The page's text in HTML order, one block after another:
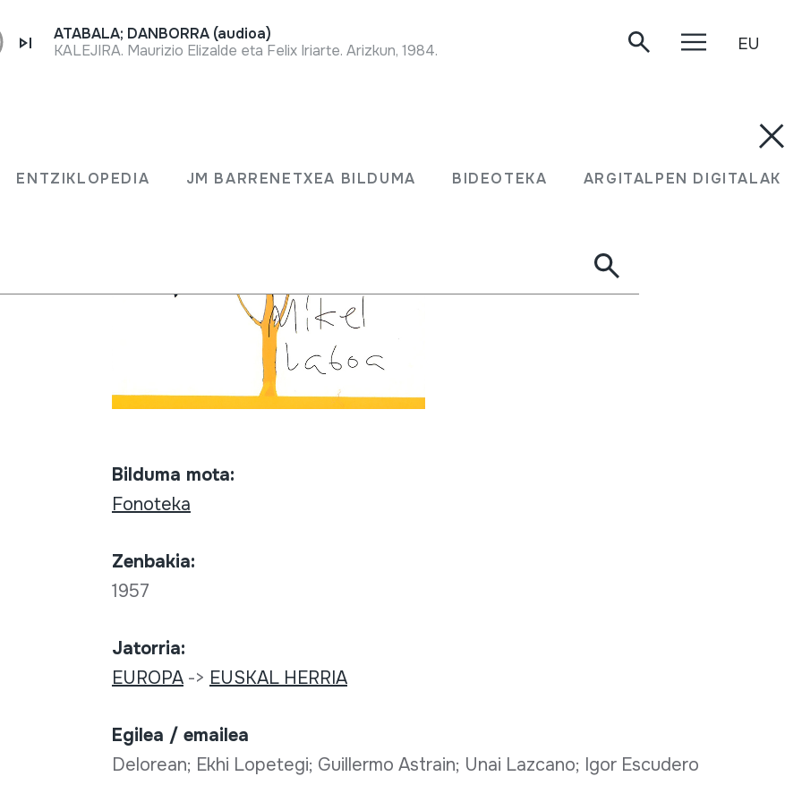
ENTZIKLOPEDIA JM BARRENETXEA BILDUMA BIDEOTEKA ARGITALPEN DIGITALAK
ATABALA; DANBORRA (audioa)
KALEJIRA. Maurizio Elizalde eta Felix Iriarte. Arizkun, 1984.
EU
Escudero
Bilduma mota:
Fonoteka
Zenbakia:
1957
Jatorria:
EUROPA-> EUSKAL HERRIA
Egilea / emailea
Delorean; Ekhi Lopetegi; Guillermo Astrain; Unai Lazcano; Igor Escudero